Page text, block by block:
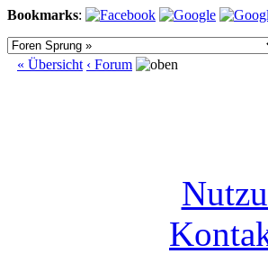
Bookmarks:
« Übersicht ‹ Forum